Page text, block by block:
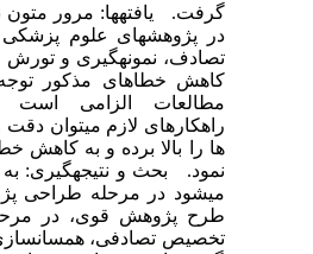
گرفت. یافته­ها: مرور متون
در پژوهش­های علوم پزشکی
تصادف، نمونه­گیری و تورش
کاهش خطاهای مذکور توجه
مطالعات الزامی است
راهکارهای لازم می­توان دقت و
­ها را بالا برده و به کاهش
نمود. بحث و نتیجه­گیری: به
می­شود در مرحله طراحی
طرح پژوهش قوی، در مرحله